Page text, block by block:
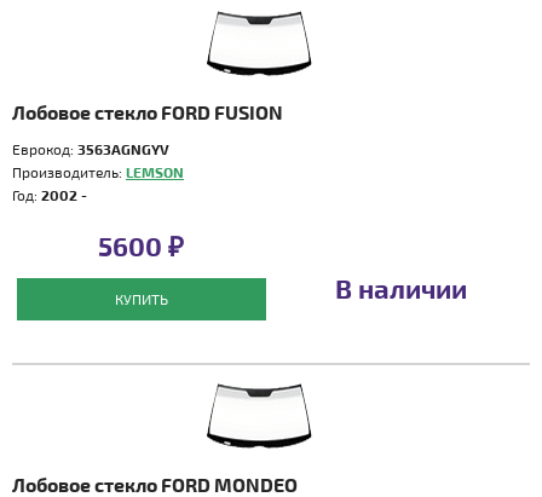
Лобовое стекло FORD FUSION
Еврокод: 3563AGNGYV
Производитель: LEMSON
Год: 2002 -
5600 ₽
КУПИТЬ В наличии
Лобовое стекло FORD MONDEO